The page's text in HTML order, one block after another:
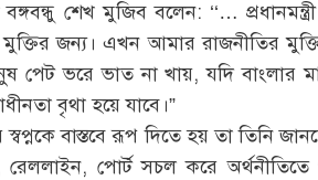
শেখ মুজিব বলেন: ‘‘…
জন্য। এখন আমার রাজনীতির
পেট ভরে ভাত না খায়, যদি বাংলার
বৃথা হয়ে যাবে।”
বাস্তবে রূপ দিতে হয় তা তিনি
রেললাইন, পোর্ট সচল করে